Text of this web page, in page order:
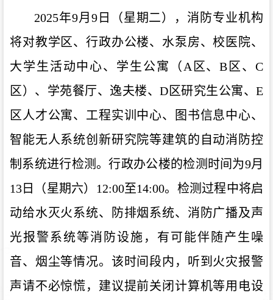
2025年9月 9日（星期二），消防专业机构
将对教学区、行政办公楼、水泵房、校医院、
大学生活动中心、学生公寓（ A 区、B 区、C
区）、学苑餐厅、逸夫楼、 D 区研究生公寓、 E
区人才公寓、工程实训中心、图书信息中心、
智能无人系统创新研究院等建筑的自动消防控
制系统进行检测。行政办公楼的检测时间为9月
13 日（星期六） 12:00至14:00。检测过程中将启
动给水灭火系统、防排烟系统、消防广播及声
光报警系统等消防设施，有可能伴随产生噪
音、烟尘等情况。该时间段内，听到火灾报警
声请不必惊慌，建议提前关闭计算机等用电设